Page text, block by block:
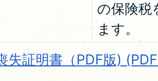
の保険税
ます。
失証明書（PDF版)